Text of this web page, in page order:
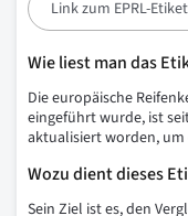
Link zum EPRL-
Wie liest man das
Die europäische
eingeführt wurde, ist
aktualisiert worden, um
Wozu dient dieses
Sein Ziel ist es, den